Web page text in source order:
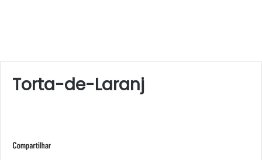
Torta-de-Laranj